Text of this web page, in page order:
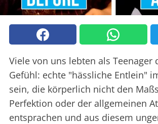
Viele von uns lebten als Teenager
Gefühl: echte "hässliche Entlein"
sein, die körperlich nicht den
Perfektion oder der allgemeinen
entsprachen und aus diesem